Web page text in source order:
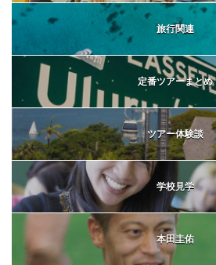
旅行関連
定番ツアーまとめ
ツアー体験談
学校見学
本田圭佑